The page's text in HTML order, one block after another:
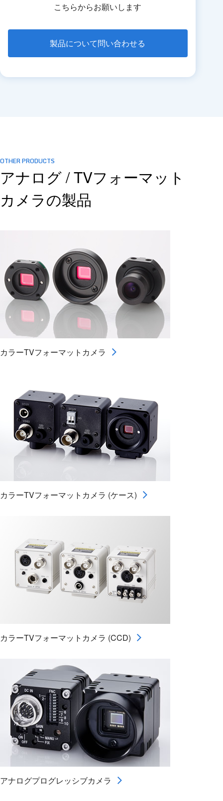
こちらからお願いします
製品について問い合わせる
OTHER PRODUCTS
アナログ / TVフォーマット
カメラの製品
カラーTVフォーマットカメラ
カラーTVフォーマットカメラ (ケース)
カラーTVフォーマットカメラ (CCD)
アナログプログレッシブカメラ